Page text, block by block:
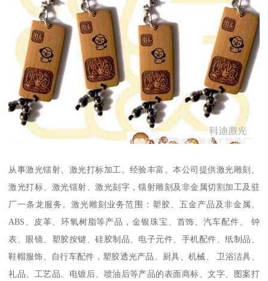
从事激光镭射、激光打标加工。经验丰富。本公司提供激光雕刻、
激光打标、激光镭射、激光刻字，镭射雕刻及非金属切割加工及驻
厂一条龙服务。激光雕刻业务范围：塑胶、五金产品及非金属、
ABS、皮革、环氧树脂等产品，金银珠宝、首饰、汽车配件、 钟
表、眼镜、塑胶按键、硅胶制品、电子元件、手机配件、纸制品、
鞋帽服饰、自行车配件，塑胶透光产品、厨具、机械、 卫浴洁具、
礼品、工艺品、电镀后、喷油后等产品的表面商标、文字、图案打